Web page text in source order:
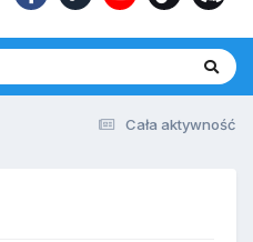
Cała aktywność